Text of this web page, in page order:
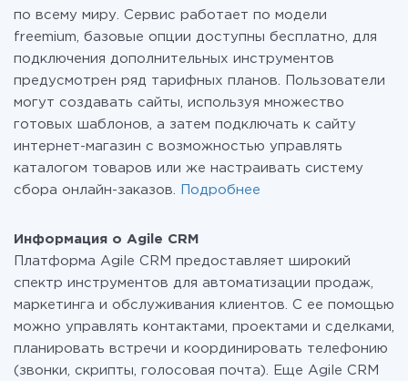
по всему миру. Сервис работает по модели
freemium, базовые опции доступны бесплатно, для
подключения дополнительных инструментов
предусмотрен ряд тарифных планов. Пользователи
могут создавать сайты, используя множество
готовых шаблонов, а затем подключать к сайту
интернет-магазин с возможностью управлять
каталогом товаров или же настраивать систему
сбора онлайн-заказов.
Подробнее
Информация о Agile CRM
Платформа Agile CRM предоставляет широкий
спектр инструментов для автоматизации продаж,
маркетинга и обслуживания клиентов. С ее помощью
можно управлять контактами, проектами и сделками,
планировать встречи и координировать телефонию
(звонки, скрипты, голосовая почта). Еще Agile CRM